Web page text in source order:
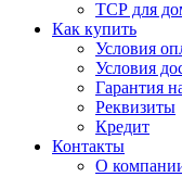
ТСР для
Как купить
Условия
Условия
Гарантия
Реквизиты
Кредит
Контакты
О